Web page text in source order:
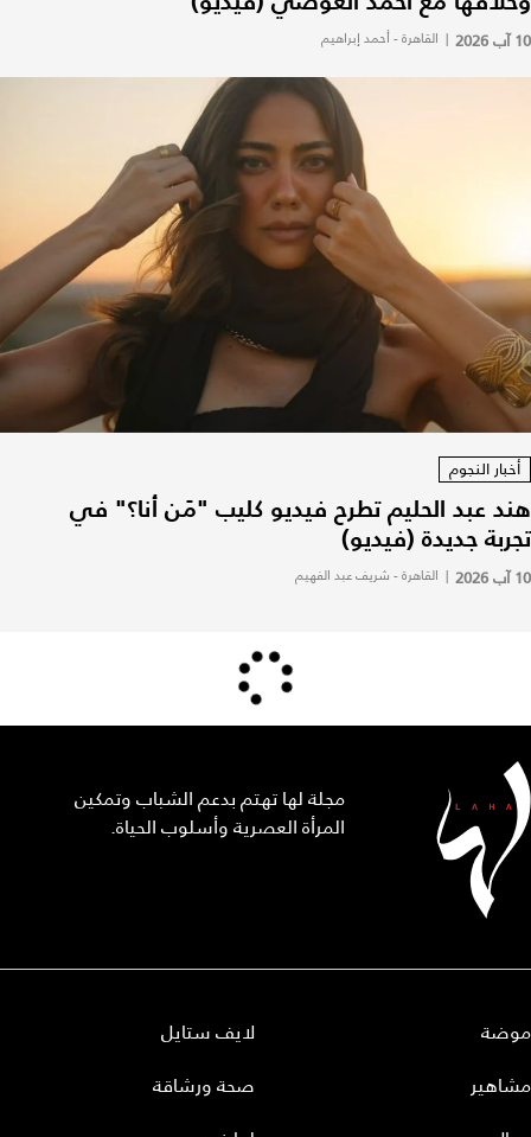
10 آب 2026 | القاهرة - أحمد إبراهيم
أخبار النجوم
هند عبد الحليم تطرح فيديو كليب "مَن أنا؟" في
تجربة جديدة (فيديو)
10 آب 2026 | القاهرة - شريف عبد الفهيم
مجلة لها تهتم بدعم الشباب وتمكين
المرأة العصرية وأسلوب الحياة.
موضة
مشاهير
لايف ستايل
صحة ورشاقة